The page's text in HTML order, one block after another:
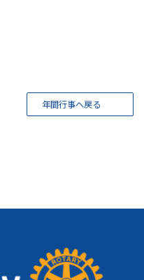
年間行事へ戻る